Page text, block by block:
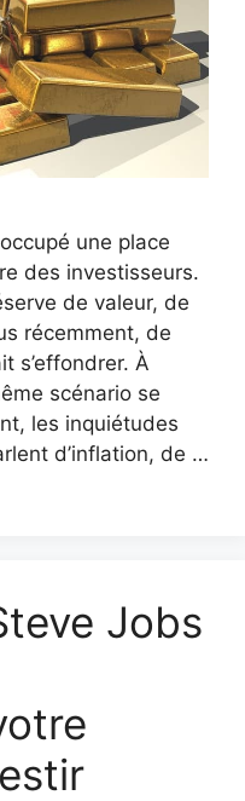
une place
des investisseurs.
de valeur, de
récemment, de
s’effondrer. À
scénario se
les inquiétudes
d’inflation, de …
Jobs